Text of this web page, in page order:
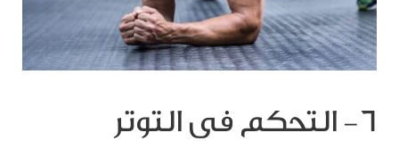
6- التحكم في التوتر